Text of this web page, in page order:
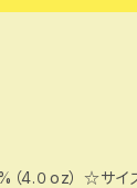
㎝ Ｓ 身丈６５身巾４８肩